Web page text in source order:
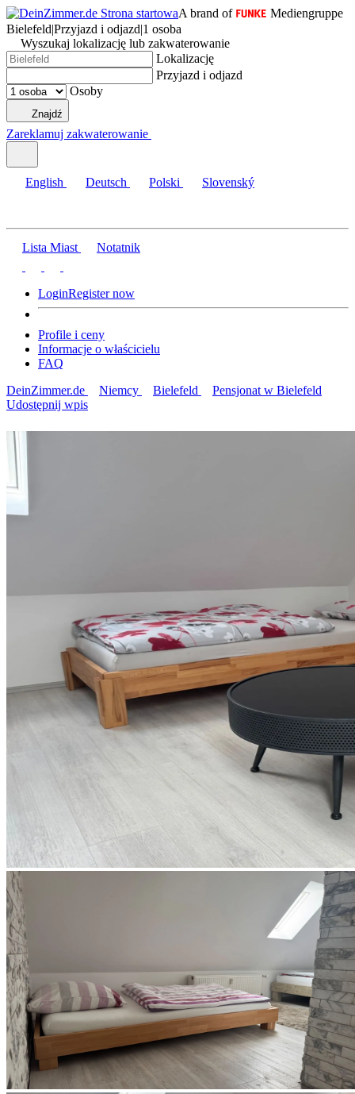
A brand of
Mediengruppe
Bielefeld|Przyjazd i odjazd|1 osoba
Wyszukaj lokalizację lub zakwaterowanie
Lokalizację
Przyjazd i odjazd
Osoby
Znajdź
Zareklamuj zakwaterowanie
English Deutsch Polski Slovenský
Lista Miast Notatnik
LoginRegister now
Profile i ceny
Informacje o właścicielu
FAQ
DeinZimmer.de
Niemcy Bielefeld
Pensjonat w Bielefeld
Udostępnij wpis